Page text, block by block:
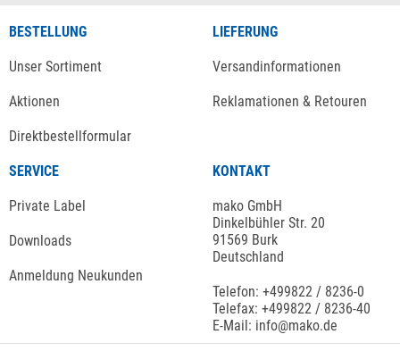
BESTELLUNG
Unser Sortiment
Aktionen
Direktbestellformular
LIEFERUNG
Versandinformationen
Reklamationen & Retouren
SERVICE
Private Label
Downloads
Anmeldung Neukunden
KONTAKT
mako GmbH
Dinkelbühler Str. 20
91569 Burk
Deutschland
Telefon: +499822 / 8236-0
Telefax: +499822 / 8236-40
E-Mail: info@mako.de